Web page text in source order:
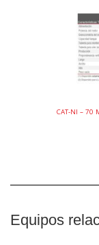
CAT-NI – 70
Equipos